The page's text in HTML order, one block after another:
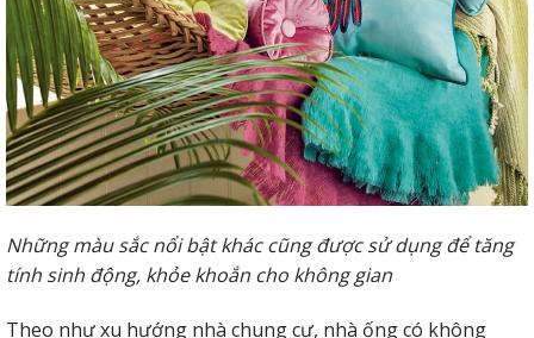
Những màu sắc nổi bật khác cũng được sử dụng để tăng
tính sinh động, khỏe khoắn cho không gian
Theo như xu hướng nhà chung cư, nhà ống có không